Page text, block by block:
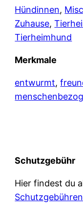
Hündinnen,
Zuhause,
Tierheimhund
Merkmale
entwurmt,
Schutzgebühr
Hier findest du
Schutzgebühren